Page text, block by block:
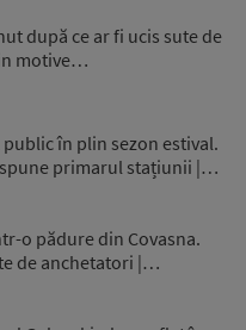
după ce ar fi ucis sute de
motive…
în plin sezon estival.
primarul stațiunii |…
o pădure din Covasna.
de anchetatori |…